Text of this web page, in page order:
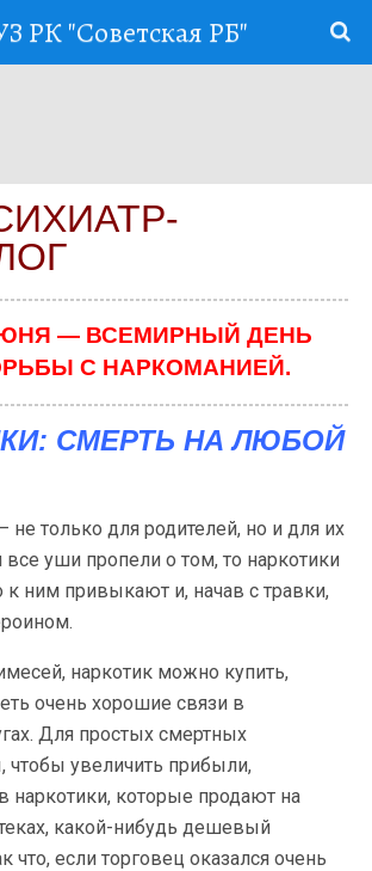
РК "Советская РБ"
— ВСЕМИРНЫЙ ДЕНЬ
С НАРКОМАНИЕЙ.
СМЕРТЬ НА ЛЮБОЙ
не только для родителей, но и для их
уши пропели о том, то наркотики
к ним привыкают и, начав с травки,
наркотик можно купить,
очень хорошие связи в
Для простых смертных
чтобы увеличить прибыли,
которые продают на
какой-нибудь дешевый
что, если торговец оказался очень